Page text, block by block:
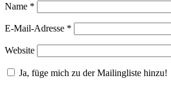
Name *
E-Mail-Adresse *
Website
Ja, füge mich zu der Mailingliste hinzu!